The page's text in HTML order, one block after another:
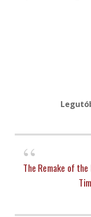
The Remake of